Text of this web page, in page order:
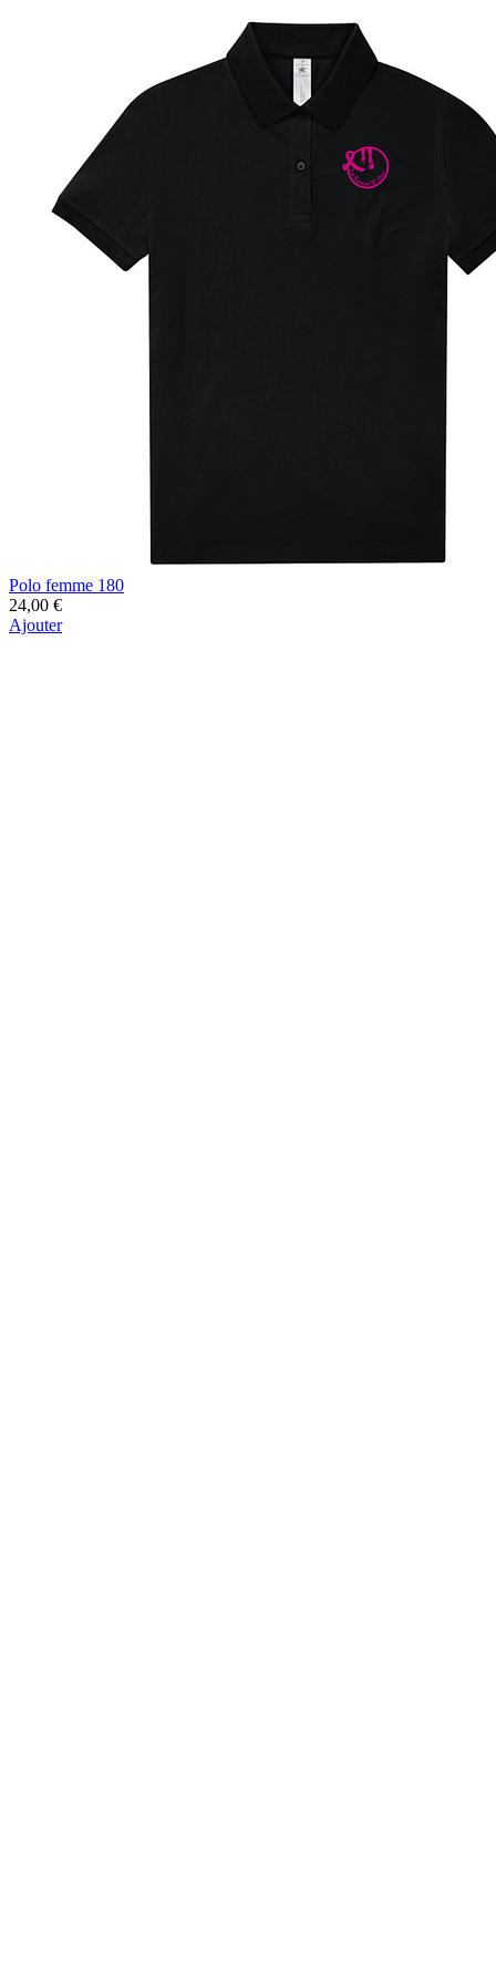
Polo femme 180
24,00 €
Ajouter